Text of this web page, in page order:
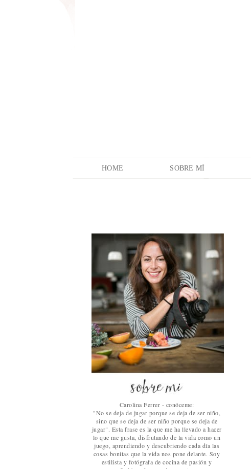
HOME SOBRE MÍ
Carolina Ferrer - conóceme:
"No se deja de jugar porque se deja de ser niño,
sino que se deja de ser niño porque se deja de
jugar". Esta frase es la que me ha llevado a hacer
lo que me gusta, disfrutando de la vida como un
juego, aprendiendo y descubriendo cada día las
cosas bonitas que la vida nos pone delante. Soy
estilista y fotógrafa de cocina de pasión y